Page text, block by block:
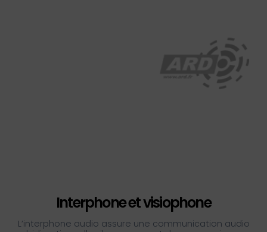
Interphone et visiophone
L’interphone audio assure une communication audio